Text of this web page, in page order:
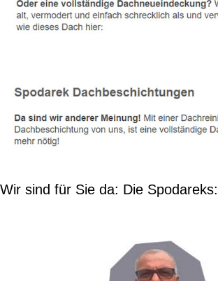
Wir sind für Sie da: Die Spodareks: